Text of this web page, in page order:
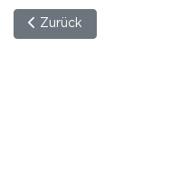
Vorheriger Beitrag:
Zurück